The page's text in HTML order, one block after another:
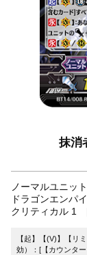
抹消
ノーマルユニット
ドラゴンエンパ
クリティカル 1
【起】【(V)】【リ
効）：[【カウンタ